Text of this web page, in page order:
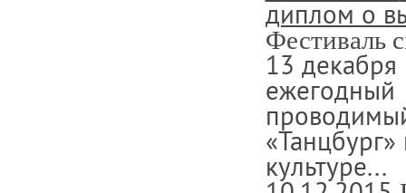
диплом о
Фестиваль
13
ежегодный
культуре...